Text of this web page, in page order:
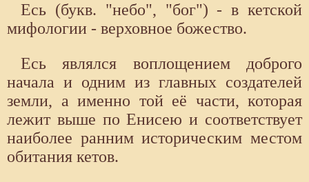
Есь (букв. "небо", "бог") - в кетской
мифологии - верховное божество.
Есь являлся воплощением доброго
начала и одним из главных создателей
земли, а именно той её части, которая
лежит выше по Енисею и соответствует
наиболее ранним историческим местом
обитания кетов.